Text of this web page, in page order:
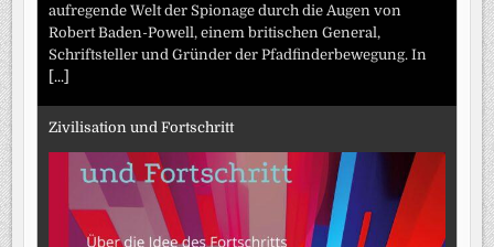
aufregende Welt der Spionage durch die Augen von
Robert Baden-Powell, einem britischen General,
Schriftsteller und Gründer der Pfadfinderbewegung. In
[...]
Zivilisation und Fortschritt